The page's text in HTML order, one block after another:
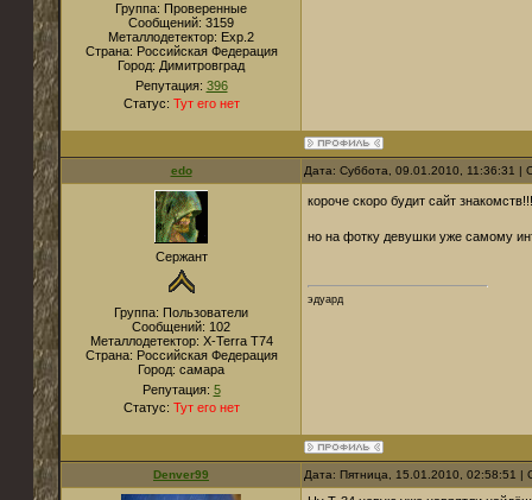
Группа: Проверенные
Сообщений: 3159
Металлодетектор: Exp.2
Страна: Российская Федерация
Город: Димитровград
Репутация: 396
Статус: Тут его нет
edo Дата: Суббота, 09.01.2010, 11:36:31
Сержант
Группа: Пользователи
Сообщений: 102
Металлодетектор: X-Terra T74
Страна: Российская Федерация
Город: самара
Репутация: 5
Статус: Тут его нет
короче скоро будит сайт
но на фотку девушки уже самому
эдуард
Denver99 Дата: Пятница, 15.01.2010, 02:58:51